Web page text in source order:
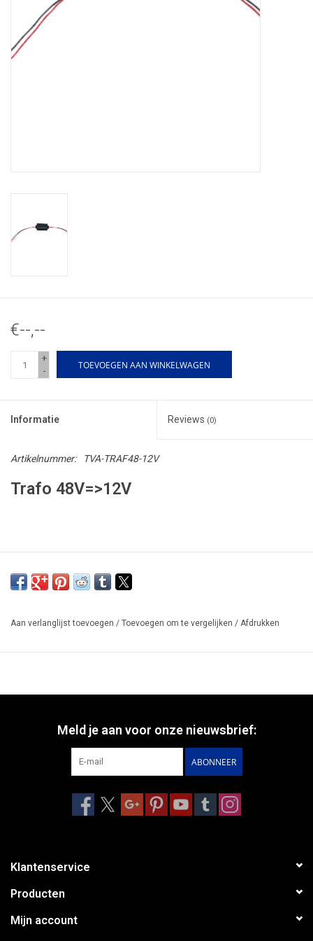
€--,--
+
-
TOEVOEGEN AAN WINKELWAGEN
Informatie Reviews (0)
Artikelnummer: TVA-TRAF48-12V
Trafo 48V=>12V
Aan verlanglijst toevoegen / Toevoegen om te vergelijken / Afdrukken
Meld je aan voor onze nieuwsbrief:
ABONNEER
Klantenservice
Producten
Mijn account